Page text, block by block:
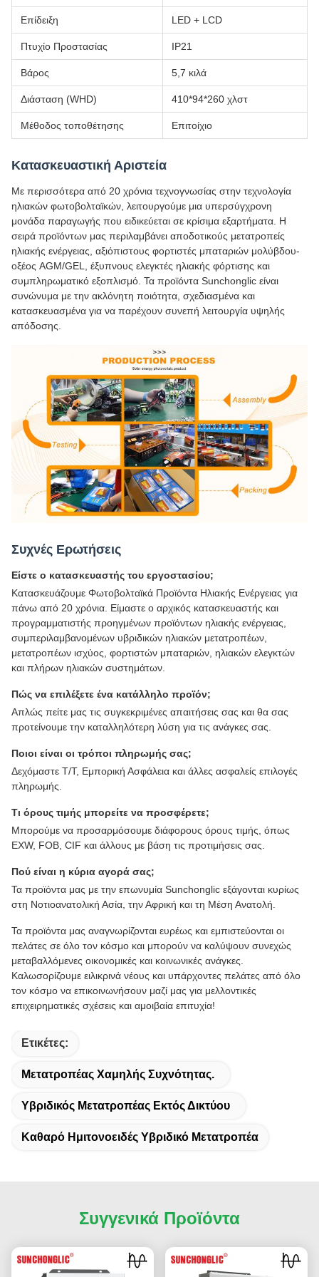
Επίδειξη LED + LCD
Πτυχίο Προστασίας IP21
Βάρος 5,7 κιλά
Διάσταση (WHD) 410*94*260 χλστ
Μέθοδος τοποθέτησης Επιτοίχιο
Κατασκευαστική Αριστεία
Με περισσότερα από 20 χρόνια τεχνογνωσίας στην τεχνολογία
ηλιακών φωτοβολταϊκών, λειτουργούμε μια υπερσύγχρονη
μονάδα παραγωγής που ειδικεύεται σε κρίσιμα εξαρτήματα. Η
σειρά προϊόντων μας περιλαμβάνει αποδοτικούς μετατροπείς
ηλιακής ενέργειας, αξιόπιστους φορτιστές μπαταριών μολύβδου-
οξέος AGM/GEL, έξυπνους ελεγκτές ηλιακής φόρτισης και
συμπληρωματικό εξοπλισμό. Τα προϊόντα Sunchonglic είναι
συνώνυμα με την ακλόνητη ποιότητα, σχεδιασμένα και
κατασκευασμένα για να παρέχουν συνεπή λειτουργία υψηλής
απόδοσης.
Συχνές Ερωτήσεις
Είστε ο κατασκευαστής του εργοστασίου;
Κατασκευάζουμε Φωτοβολταϊκά Προϊόντα Ηλιακής Ενέργειας για
πάνω από 20 χρόνια. Είμαστε ο αρχικός κατασκευαστής και
προγραμματιστής προηγμένων προϊόντων ηλιακής ενέργειας,
συμπεριλαμβανομένων υβριδικών ηλιακών μετατροπέων,
μετατροπέων ισχύος, φορτιστών μπαταριών, ηλιακών ελεγκτών
και πλήρων ηλιακών συστημάτων.
Πώς να επιλέξετε ένα κατάλληλο προϊόν;
Απλώς πείτε μας τις συγκεκριμένες απαιτήσεις σας και θα σας
προτείνουμε την καταλληλότερη λύση για τις ανάγκες σας.
Ποιοι είναι οι τρόποι πληρωμής σας;
Δεχόμαστε T/T, Εμπορική Ασφάλεια και άλλες ασφαλείς επιλογές
πληρωμής.
Τι όρους τιμής μπορείτε να προσφέρετε;
Μπορούμε να προσαρμόσουμε διάφορους όρους τιμής, όπως
EXW, FOB, CIF και άλλους με βάση τις προτιμήσεις σας.
Πού είναι η κύρια αγορά σας;
Τα προϊόντα μας με την επωνυμία Sunchonglic εξάγονται κυρίως
στη Νοτιοανατολική Ασία, την Αφρική και τη Μέση Ανατολή.
Τα προϊόντα μας αναγνωρίζονται ευρέως και εμπιστεύονται οι
πελάτες σε όλο τον κόσμο και μπορούν να καλύψουν συνεχώς
μεταβαλλόμενες οικονομικές και κοινωνικές ανάγκες.
Καλωσορίζουμε ειλικρινά νέους και υπάρχοντες πελάτες από όλο
τον κόσμο να επικοινωνήσουν μαζί μας για μελλοντικές
επιχειρηματικές σχέσεις και αμοιβαία επιτυχία!
Ετικέτες:
Μετατροπέας Χαμηλής Συχνότητας.
Υβριδικός Μετατροπέας Εκτός Δικτύου
Καθαρό Ημιτονοειδές Υβριδικό Μετατροπέα
Συγγενικά Προϊόντα